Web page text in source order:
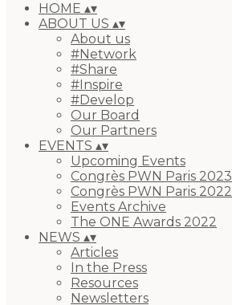
HOME ▴▾
ABOUT US ▴▾
About us
#Network
#Share
#Inspire
#Develop
Our Board
Our Partners
EVENTS ▴▾
Upcoming Events
Congrès PWN Paris 2023
Congrès PWN Paris 2022
Events Archive
The ONE Awards 2022
NEWS ▴▾
Articles
In the Press
Resources
Newsletters